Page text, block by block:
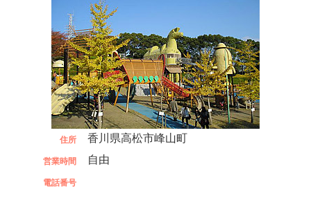
住所 香川県高松市峰山町
営業時間 自由
電話番号